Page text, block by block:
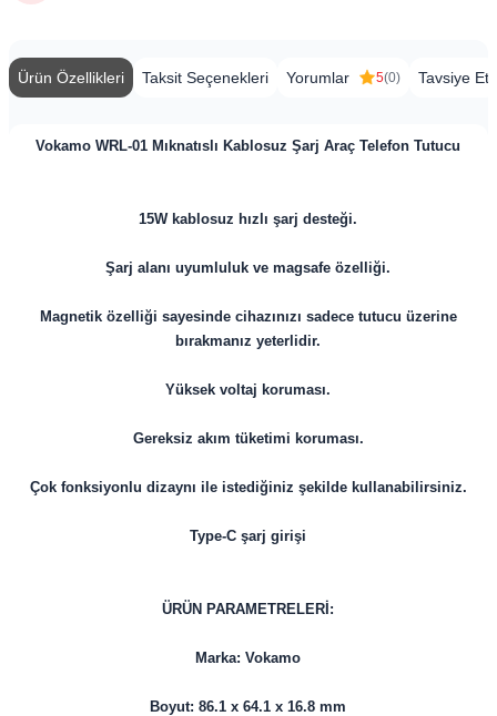
Ürün Özellikleri Taksit Seçenekleri Yorumlar 5(0) Tavsiye Et
Vokamo WRL-01 Mıknatıslı Kablosuz Şarj Araç Telefon Tutucu
15W kablosuz hızlı şarj desteği.
Şarj alanı uyumluluk ve magsafe özelliği.
Magnetik özelliği sayesinde cihazınızı sadece tutucu üzerine
bırakmanız yeterlidir.
Yüksek voltaj koruması.
Gereksiz akım tüketimi koruması.
Çok fonksiyonlu dizaynı ile istediğiniz şekilde kullanabilirsiniz.
Type-C şarj girişi
ÜRÜN PARAMETRELERİ:
Marka: Vokamo
Boyut: 86.1 x 64.1 x 16.8 mm